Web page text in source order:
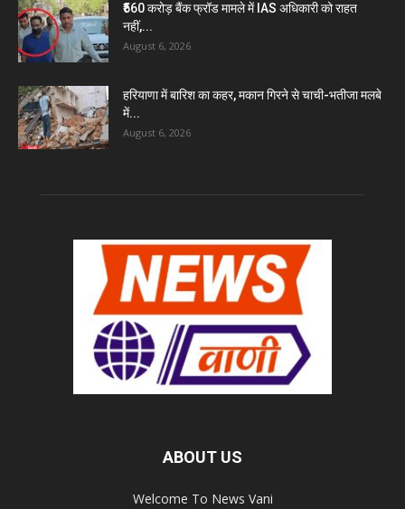
₹560 करोड़ बैंक फ्रॉड मामले में IAS अधिकारी को राहत
नहीं,...
August 6, 2026
हरियाणा में बारिश का कहर, मकान गिरने से चाची-भतीजा मलबे
में...
August 6, 2026
ABOUT US
Welcome To News Vani